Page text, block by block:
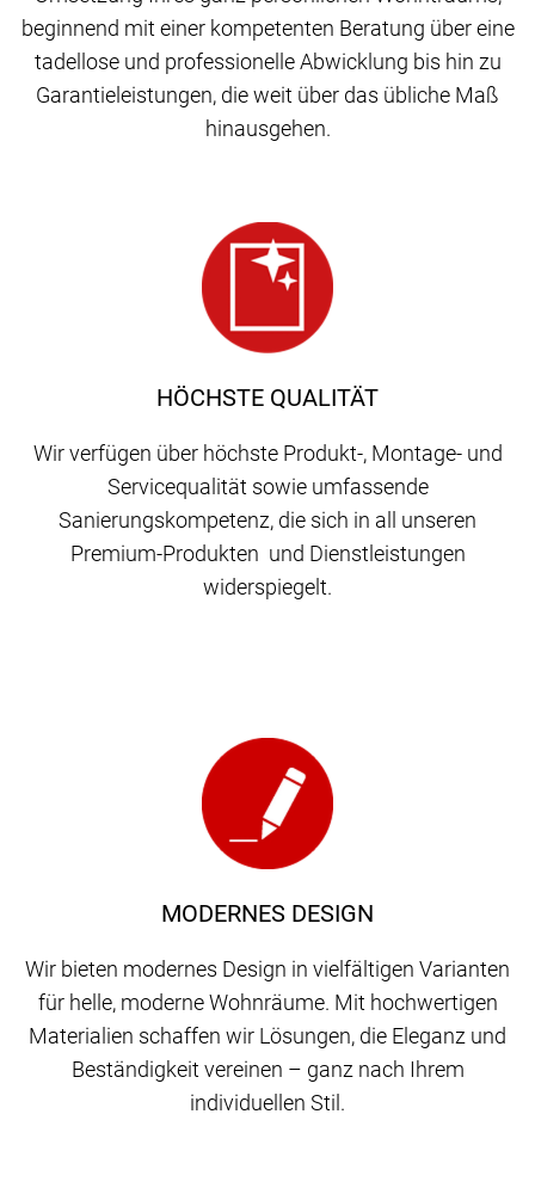
HÖCHSTE QUALITÄT
Wir verfügen über höchste Produkt-, Montage- und
Servicequalität sowie umfassende
Sanierungskompetenz, die sich in all unseren
Premium-Produkten und Dienstleistungen
widerspiegelt.
beginnend mit einer kompetenten Beratung über eine
tadellose und professionelle Abwicklung bis hin zu
Garantieleistungen, die weit über das übliche Maß
hinausgehen.
MODERNES DESIGN
Wir bieten modernes Design in vielfältigen Varianten
für helle, moderne Wohnräume. Mit hochwertigen
Materialien schaffen wir Lösungen, die Eleganz und
Beständigkeit vereinen – ganz nach Ihrem
individuellen Stil.